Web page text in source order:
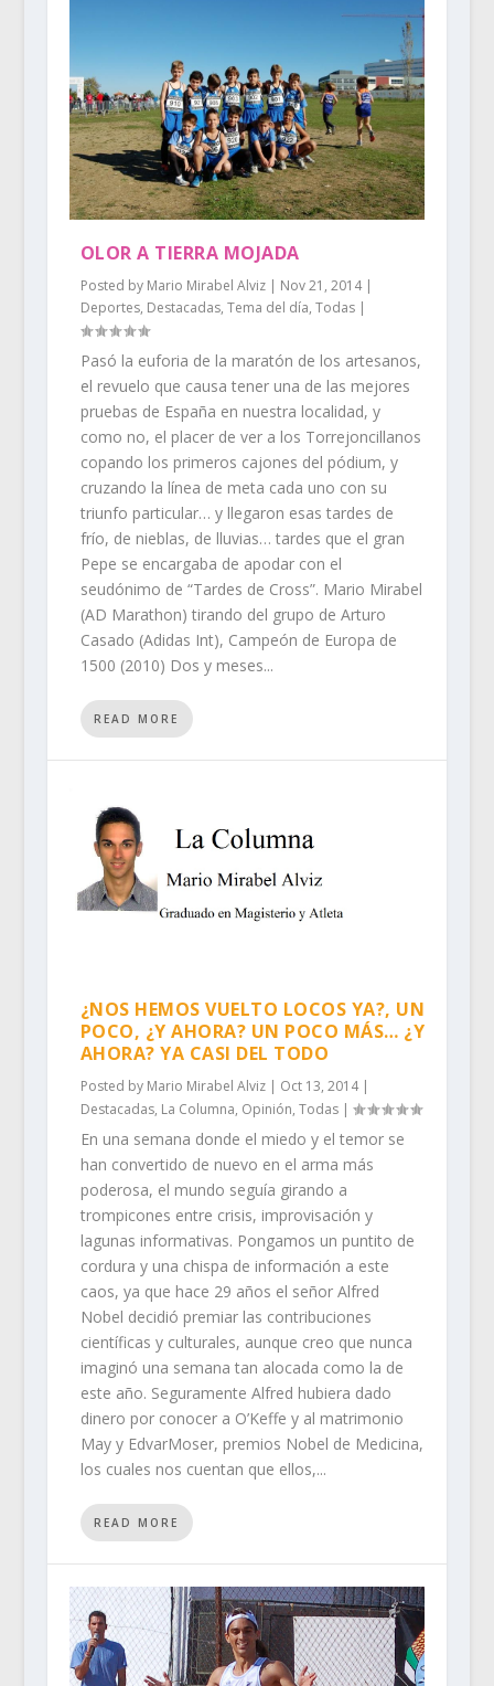
OLOR A TIERRA MOJADA
Posted by Mario Mirabel Alviz| Nov 21, 2014|
Deportes, Destacadas, Tema del día, Todas|
Pasó la euforia de la maratón de los artesanos,
el revuelo que causa tener una de las mejores
pruebas de España en nuestra localidad, y
como no, el placer de ver a los Torrejoncillanos
copando los primeros cajones del pódium, y
cruzando la línea de meta cada uno con su
triunfo particular… y llegaron esas tardes de
frío, de nieblas, de lluvias… tardes que el gran
Pepe se encargaba de apodar con el
seudónimo de “Tardes de Cross”. Mario Mirabel
(AD Marathon) tirando del grupo de Arturo
Casado (Adidas Int), Campeón de Europa de
1500 (2010) Dos y meses...
READ MORE
¿NOS HEMOS VUELTO LOCOS YA?, UN
POCO, ¿Y AHORA? UN POCO MÁS… ¿Y
AHORA? YA CASI DEL TODO
Posted by Mario Mirabel Alviz| Oct 13, 2014|
Destacadas, La Columna, Opinión, Todas|
En una semana donde el miedo y el temor se
han convertido de nuevo en el arma más
poderosa, el mundo seguía girando a
trompicones entre crisis, improvisación y
lagunas informativas. Pongamos un puntito de
cordura y una chispa de información a este
caos, ya que hace 29 años el señor Alfred
Nobel decidió premiar las contribuciones
científicas y culturales, aunque creo que nunca
imaginó una semana tan alocada como la de
este año. Seguramente Alfred hubiera dado
dinero por conocer a O’Keffe y al matrimonio
May y EdvarMoser, premios Nobel de Medicina,
los cuales nos cuentan que ellos,...
READ MORE